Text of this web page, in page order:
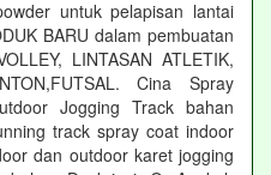
untuk pelapisan lantai
BARU dalam pembuatan
LINTASAN ATLETIK,
Cina Spray
Jogging Track bahan
track spray coat indoor
dan outdoor karet jogging